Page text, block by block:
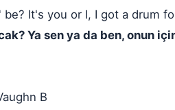
It's you or I, I got a drum
Ya sen ya da ben, onun
B